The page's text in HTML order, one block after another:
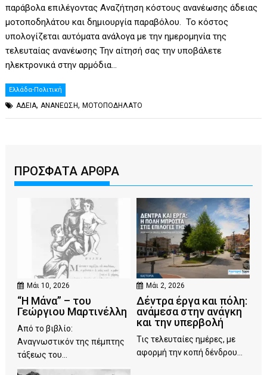
παράβολα επιλέγοντας Αναζήτηση κόστους ανανέωσης άδειας
μοτοποδηλάτου και δημιουργία παραβόλου. Το κόστος
υπολογίζεται αυτόματα ανάλογα με την ημερομηνία της
τελευταίας ανανέωσης Την αίτησή σας την υποβάλετε
ηλεκτρονικά στην αρμόδια…
Ελλάδα-Πολιτική
ΑΔΕΙΑ,ΑΝΑΝΕΩΣΗ,ΜΟΤΟΠΟΔΗΛΑΤΟ
ΠΡΟΣΦΑΤΑ ΑΡΘΡΑ
Μάι 10, 2026
“Η Μάνα” – του
Γεώργιου Μαρτινέλλη
Από το βιβλίο:
Αναγνωστικόν της πέμπτης
τάξεως του...
Μάι 2, 2026
Δέντρα έργα και πόλη:
ανάμεσα στην ανάγκη
και την υπερβολή
Τις τελευταίες ημέρες, με
αφορμή την κοπή δένδρου...